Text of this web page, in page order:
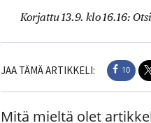
Korjattu 13.9. klo 16.16:
JAA TÄMÄ ARTIKKELI: 10
Mitä mieltä olet